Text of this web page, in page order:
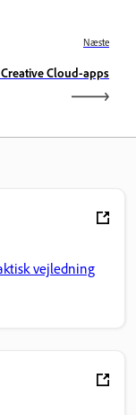
Næste
Cloud-apps
vejledning